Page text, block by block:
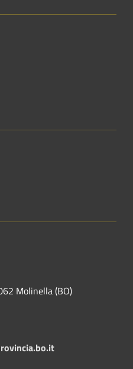
Molinella (BO)